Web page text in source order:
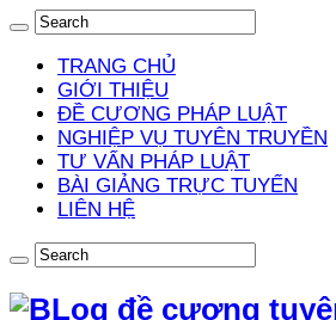
TRANG CHỦ
GIỚI THIỆU
ĐỀ CƯƠNG PHÁP LUẬT
NGHIỆP VỤ TUYÊN TRUYỀN
TƯ VẤN PHÁP LUẬT
BÀI GIẢNG TRỰC TUYẾN
LIÊN HỆ